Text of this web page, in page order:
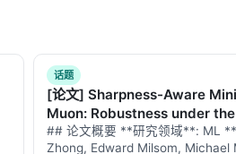
话题
[论文] Sharpness-Aware
Muon: Robustness under
## 论文概要 **研究领域**: ML
Zhong, Edward Milsom, Michael